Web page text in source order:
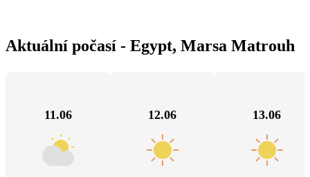
Aktuální počasí - Egypt, Marsa Matrouh
11.06 12.06 13.06